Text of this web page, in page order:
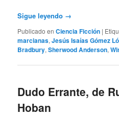
Sigue leyendo →
Publicado en Ciencia Ficción |
marcianas,Jesús Isaías Gómez
Bradbury,Sherwood Anderson,
Dudo Errante, de
Hoban